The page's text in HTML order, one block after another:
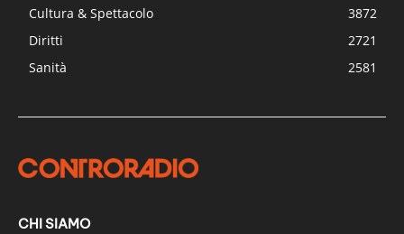
Cultura & Spettacolo
3872
Diritti
2721
Sanità
2581
CHI SIAMO